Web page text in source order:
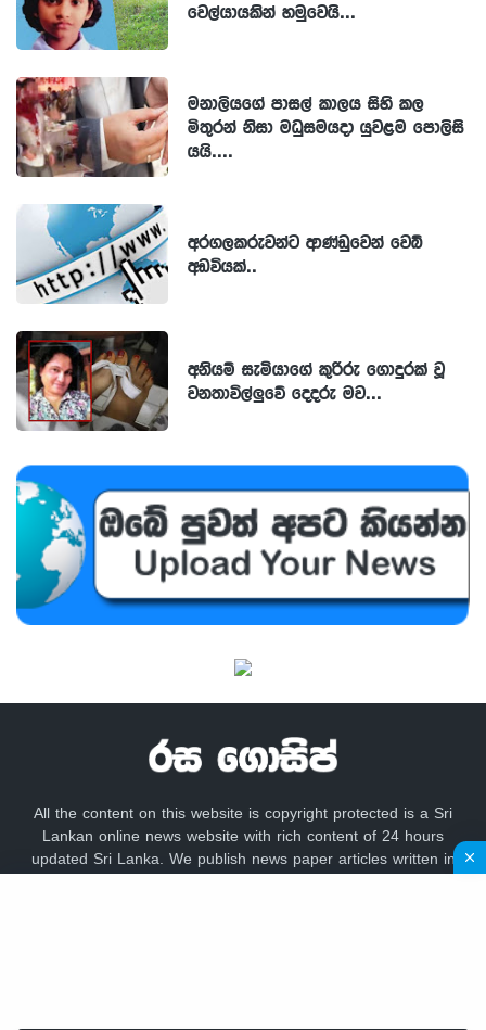
වෙල්යායකින් හමුවෙයි...
මනාලියගේ පාසල් කාලය සිහි කල
මිතුරන් නිසා මධුසමයදා යුවළම පොලිසි
යයි....
අරගලකරුවන්ට ආණ්ඩුවෙන් වෙබ්
අඩවියක්..
අනියම් සැමියාගේ කුරිරු ගොදුරක් වූ
වනතාවිල්ලුවේ දෙදරු මව...
All the content on this website is copyright protected is a Sri
Lankan online news website with rich content of 24 hours
updated Sri Lanka. We publish news paper articles written in